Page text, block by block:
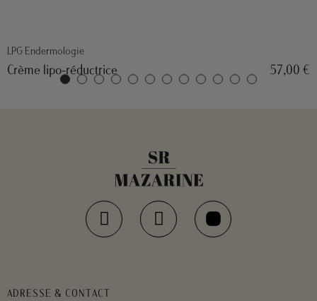
LPG Endermologie
Crème lipo-réductrice 57,00 €
ADRESSE & CONTACT